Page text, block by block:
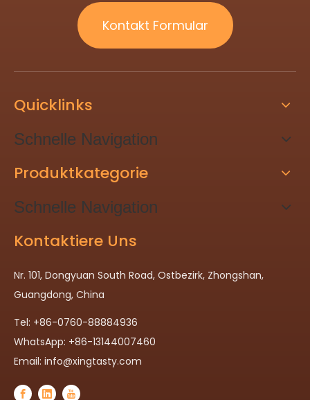
Kontakt Formular
Quicklinks
Schnelle Navigation
Produktkategorie
Schnelle Navigation
Kontaktiere Uns
Nr. 101, Dongyuan South Road, Ostbezirk, Zhongshan,
Guangdong, China
Tel: +86-0760-88884936
WhatsApp: +86-13144007460
Email: info@xingtasty.com